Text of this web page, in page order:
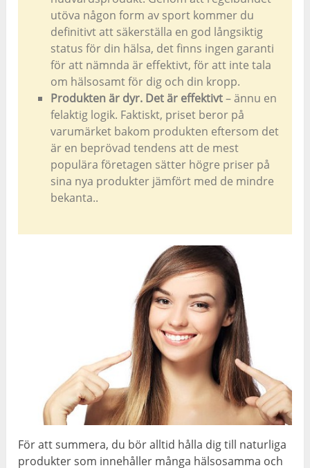
utöva någon form av sport kommer du
definitivt att säkerställa en god långsiktig
status för din hälsa, det finns ingen garanti
för att nämnda är effektivt, för att inte tala
om hälsosamt för dig och din kropp.
Produkten är dyr. Det är effektivt– ännu en
felaktig logik. Faktiskt, priset beror på
varumärket bakom produkten eftersom det
är en beprövad tendens att de mest
populära företagen sätter högre priser på
sina nya produkter jämfört med de mindre
bekanta..
För att summera, du bör alltid hålla dig till naturliga
produkter som innehåller många hälsosamma och